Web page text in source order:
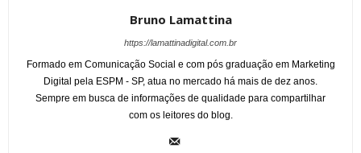
Bruno Lamattina
https://lamattinadigital.com.br
Formado em Comunicação Social e com pós graduação em Marketing
Digital pela ESPM - SP, atua no mercado há mais de dez anos.
Sempre em busca de informações de qualidade para compartilhar
com os leitores do blog.